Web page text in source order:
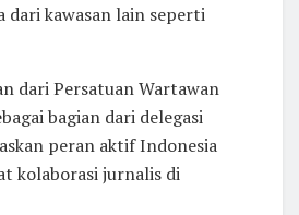
kawasan lain seperti
dari Persatuan Wartawan
bagian dari delegasi
peran aktif Indonesia
kolaborasi jurnalis di